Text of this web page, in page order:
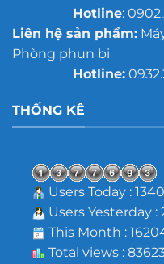
Hotline:
Liên hệ sản phẩm:
Phòng phun bi
Hotline:
THỐNG KÊ
Users Today : 1340
Users Yesterday :
This Month :
Total views :